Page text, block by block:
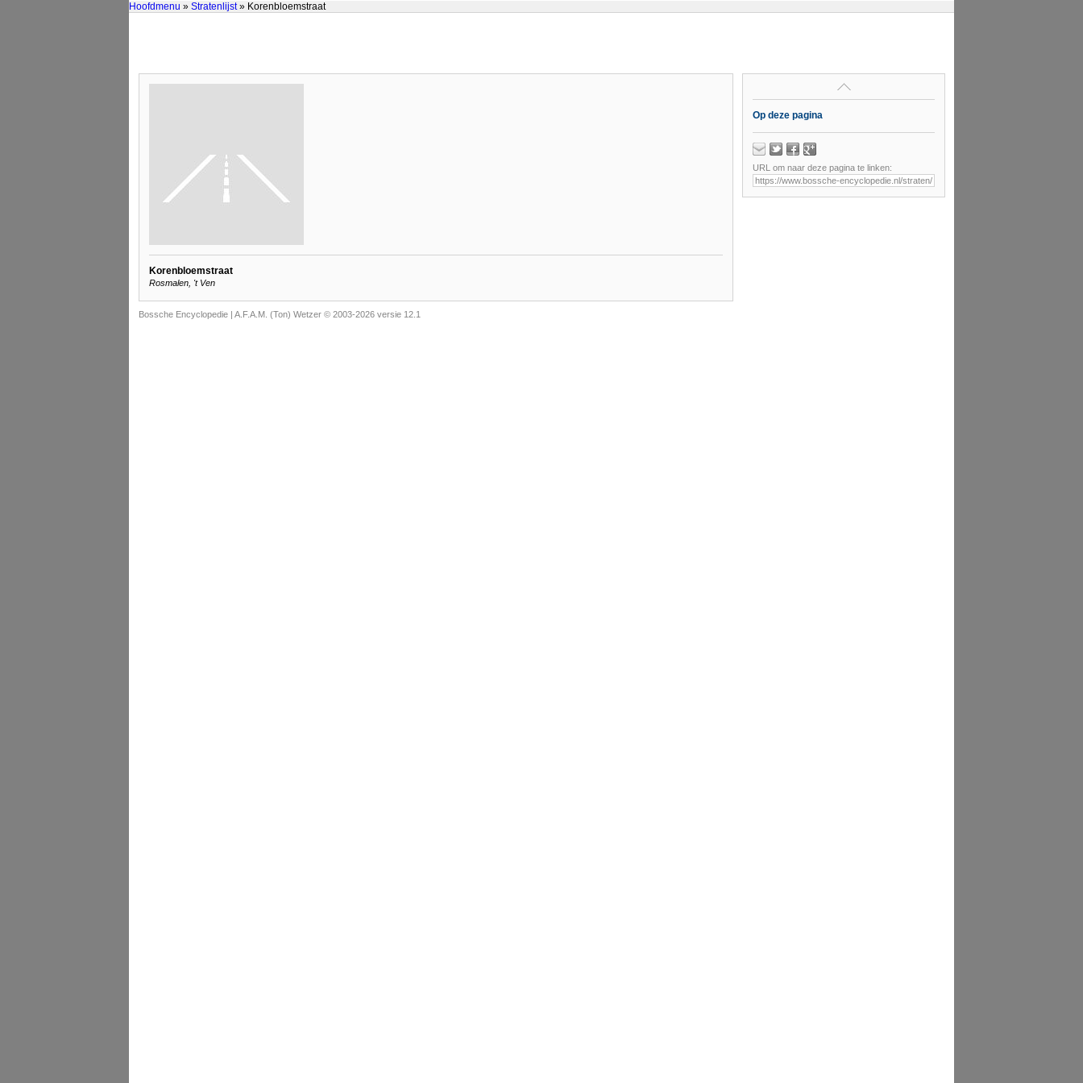
Hoofdmenu » Stratenlijst» Korenbloemstraat
Korenbloemstraat
Rosmalen, 't Ven
Op deze pagina
URL om naar deze pagina te linken:
Bossche Encyclopedie | A.F.A.M. (Ton) Wetzer © 2003-2026 versie 12.1